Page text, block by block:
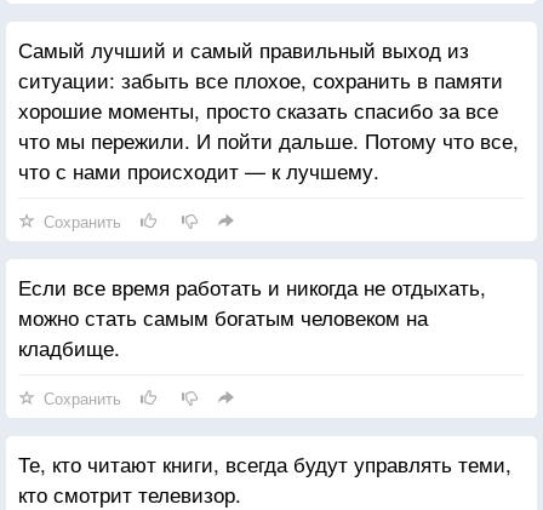
Самый лучший и самый правильный выход из
ситуации: забыть все плохое, сохранить в памяти
хорошие моменты, просто сказать спасибо за все
что мы пережили. И пойти дальше. Потому что все,
что с нами происходит — к лучшему.
Сохранить
Если все время работать и никогда не отдыхать,
можно стать самым богатым человеком на
кладбище.
Сохранить
Те, кто читают книги, всегда будут управлять теми,
кто смотрит телевизор.